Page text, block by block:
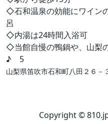
◇石和温泉の効能にワイン
呂
◇内湯は24時間入浴可
◇当館自慢の鴨鍋や、山梨
♪ 5
山梨県笛吹市石和町八田２６－
Copyright ©